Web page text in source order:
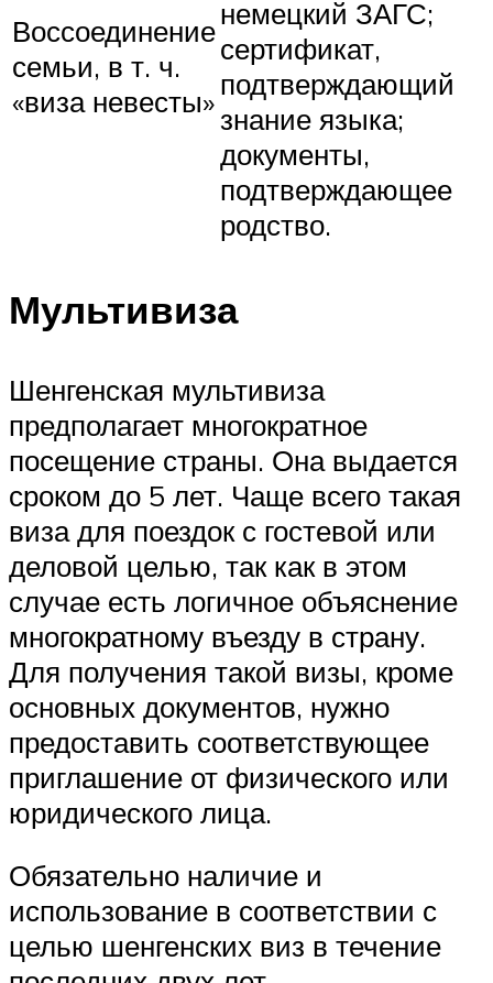
Воссоединение
семьи, в т. ч.
«виза невесты»
немецкий ЗАГС;
сертификат,
подтверждающий
знание языка;
документы,
подтверждающее
родство.
Мультивиза
Шенгенская мультивиза
предполагает многократное
посещение страны. Она выдается
сроком до 5 лет. Чаще всего такая
виза для поездок с гостевой или
деловой целью, так как в этом
случае есть логичное объяснение
многократному въезду в страну.
Для получения такой визы, кроме
основных документов, нужно
предоставить соответствующее
приглашение от физического или
юридического лица.
Обязательно наличие и
использование в соответствии с
целью шенгенских виз в течение